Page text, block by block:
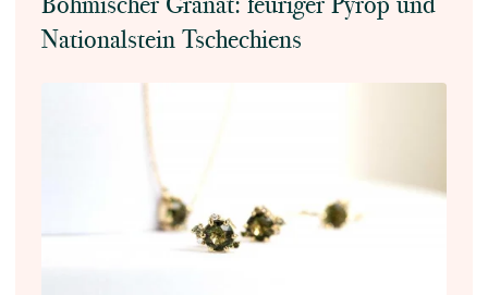
Nationalstein Tschechiens